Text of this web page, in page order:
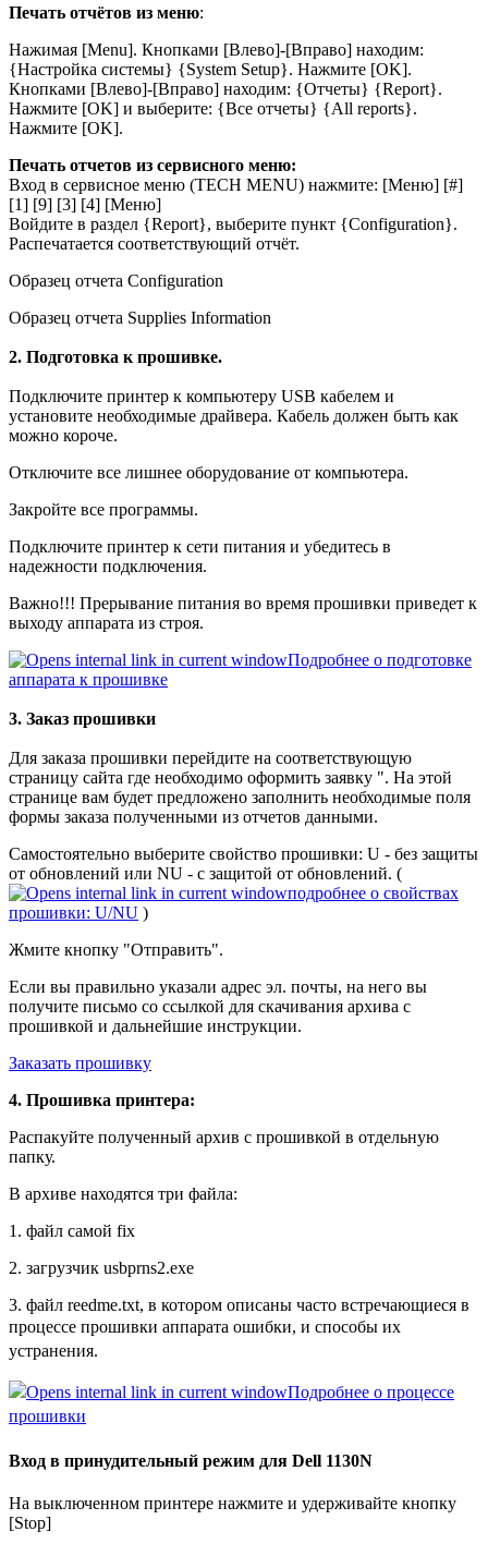
Печать отчётов из меню:
Нажимая [Мenu]. Кнопками [Влево]-[Вправо] находим:
{Настройка системы} {System Setup}. Нажмите [OK].
Кнопками [Влево]-[Вправо] находим: {Отчеты} {Report}.
Нажмите [OK] и выберите: {Все отчеты} {All reports}.
Нажмите [OK].
Печать отчетов из сервисного меню:
Вход в сервисное меню (TEСH MENU) нажмите: [Меню] [#]
[1] [9] [3] [4] [Меню]
Войдите в раздел {Report}, выберите пункт {Configuration}.
Распечатается соответствующий отчёт.
Образец отчета Configuration
Образец отчета Supplies Information
2. Подготовка к прошивке.
Подключите принтер к компьютеру USB кабелем и
установите необходимые драйвера. Кабель должен быть как
можно короче.
Отключите все лишнее оборудование от компьютера.
Закройте все программы.
Подключите принтер к сети питания и убедитесь в
надежности подключения.
Важно!!! Прерывание питания во время прошивки приведет к
выходу аппарата из строя.
Подробнее о подготовке
аппарата к прошивке
3. Заказ прошивки
Для заказа прошивки перейдите на соответствующую
страницу сайта где необходимо оформить заявку ". На этой
странице вам будет предложено заполнить необходимые поля
формы заказа полученными из отчетов данными.
Самостоятельно выберите свойство прошивки: U - без защиты
от обновлений или NU - с защитой от обновлений. (
подробнее о свойствах
прошивки: U/NU )
Жмите кнопку "Отправить".
Если вы правильно указали адрес эл. почты, на него вы
получите письмо со ссылкой для скачивания архива с
прошивкой и дальнейшие инструкции.
Заказать прошивку
4. Прошивка принтера:
Распакуйте полученный архив с прошивкой в отдельную
папку.
В архиве находятся три файла:
1. файл самой fix
2. загрузчик usbprns2.exe
3. файл reedme.txt, в котором описаны часто встречающиеся в
процессе прошивки аппарата ошибки, и способы их
устранения.
Подробнее о процессе
прошивки
Вход в принудительный режим для Dell 1130N
На выключенном принтере нажмите и удерживайте кнопку
[Stop]